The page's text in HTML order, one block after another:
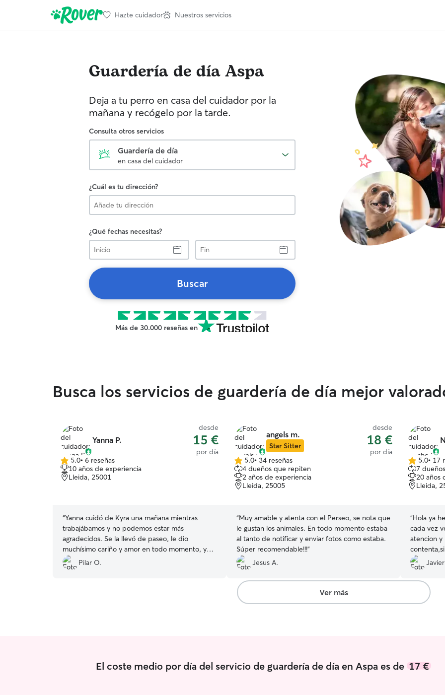
Hazte cuidador Nuestros servicios
Guardería de díaAspa
Deja a tu perro en casa del cuidador por la
mañana y recógelo por la tarde.
Consulta otros servicios
Guardería de día
en casa del cuidador
¿Cuál es tu dirección?
¿Qué fechas necesitas?
Inicio
Fin
Buscar
Más de 30.000 reseñas en
Busca los servicios de guardería de día mejor
Yanna P.
desde
15 €
por día
5.0
de
5
5.0• 6 reseñas
10 años de experiencia
Lleida, 25001
“Yanna cuidó de Kyra una mañana mientras
trabajábamos y no podemos estar más
agradecidos. Se la llevó de paseo, le dio
muchísimo cariño y amor en todo momento, y
además nos mantuvo tranquilos enviándonos
muchísimas fotos. Kyra estuvo feliz y se llevó
Pilar O.
angels m.
Star Sitter
desde
18 €
por día
5.0
de
5
estrellas
5.0• 34 reseñas
4 dueños que repiten
2 años de experiencia
Lleida, 25005
“Muy amable y atenta con el Perseo, se nota que
le gustan los animales. En todo momento estaba
al tanto de notificar y enviar fotos como estaba.
Súper recomendable!!!”
Jesus A.
5.0
de
5
estrellas
5.0• 17
7
20 años
Lleida,
“Hola ya
cada vez
atencion y
Ver más
El coste medio por día del servicio de guardería de día en Aspa es de17 €